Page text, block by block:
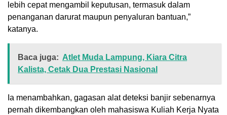
lebih cepat mengambil keputusan, termasuk dalam
penanganan darurat maupun penyaluran bantuan,”
katanya.
Baca juga: Atlet Muda Lampung, Kiara Citra
Kalista, Cetak Dua Prestasi Nasional
Ia menambahkan, gagasan alat deteksi banjir sebenarnya
pernah dikembangkan oleh mahasiswa Kuliah Kerja Nyata